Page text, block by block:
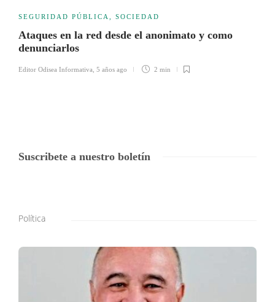
SEGURIDAD PÚBLICA SOCIEDAD
Ataques en la red desde el anonimato y como
denunciarlos
Editor Odisea Informativa 5 años ago 2 min
Suscribete a nuestro boletín
Política